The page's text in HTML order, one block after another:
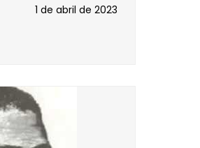
1 de abril de 2023